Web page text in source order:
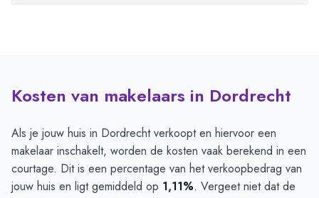
Kosten van makelaars in Dordrecht
Als je jouw huis in Dordrecht verkoopt en hiervoor een
makelaar inschakelt, worden de kosten vaak berekend in een
courtage. Dit is een percentage van het verkoopbedrag van
jouw huis en ligt gemiddeld op 1,11%. Vergeet niet dat de